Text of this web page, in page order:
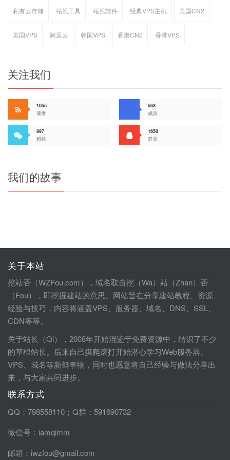
私有云存储 站长工具 站长软件 经典VPS主机 美国CN2
美国VPS 阿里云 韩国VPS 香港CN2 香港VPS
关注我们
1055
读者
563
成员
897
粉丝
1650
群员
我们的故事
关于本站
挖站否（WZFou.com），域名取自挖（Wa）站（Zhan）否
（Fou），即挖掘建站的意思。网站旨在分享建站教程、资源、
经验与技巧，内容将涵盖VPS、服务器、域名、DNS、SSL、
CDN等等。
关于站长（Qi），2008年开始混迹于免费资源中，结识了不少
的草根站长。后来自己摸爬滚打开始潜心学习Web服务器、
VPS、域名等新鲜事物，同时也愿意将自己经验与做法分享出
来，与大家共同进步。
联系方式
QQ：798558110；Q群：591690732
微信号：iamqimm
邮箱：iwzfou@gmail.com